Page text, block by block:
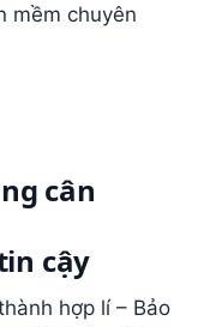
mềm chuyên
cân
cậy
hợp lí – Bảo